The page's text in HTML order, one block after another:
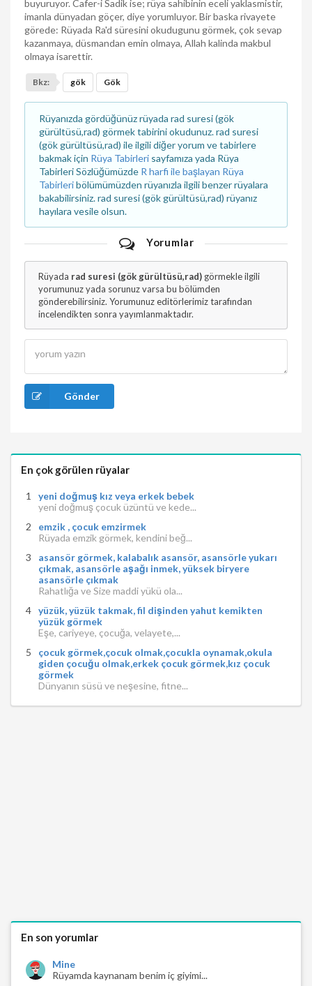
buyuruyor. Cafer-i Sadik ise; rüya sahibinin eceli yaklasmistir,
imanla dünyadan göçer, diye yorumluyor. Bir baska rivayete
görede: Rüyada Ra'd süresini okudugunu görmek, çok sevap
kazanmaya, düsmandan emin olmaya, Allah kalinda makbul
olmaya isarettir.
Bkz: gök Gök
Rüyanızda gördüğünüz rüyada rad suresi (gök
gürültüsü,rad) görmek tabirini okudunuz. rad suresi
(gök gürültüsü,rad) ile ilgili diğer yorum ve tabirlere
bakmak için Rüya Tabirleri sayfamıza yada Rüya
Tabirleri Sözlüğümüzde R harfi ile başlayan Rüya
Tabirleribölümümüzden rüyanızla ilgili benzer rüyalara
bakabilirsiniz. rad suresi (gök gürültüsü,rad) rüyanız
hayılara vesile olsun.
Yorumlar
Rüyada rad suresi (gök gürültüsü,rad)görmekle ilgili
yorumunuz yada sorunuz varsa bu bölümden
gönderebilirsiniz. Yorumunuz editörlerimiz tarafından
incelendikten sonra yayımlanmaktadır.
Gönder
En çok görülen rüyalar
yeni doğmuş kız veya erkek bebek
yeni doğmuş çocuk üzüntü ve kede...
emzik , çocuk emzirmek
Rüyada emzik görmek, kendini beğ...
asansör görmek, kalabalık asansör, asansörle yukarı
çıkmak, asansörle aşağı inmek, yüksek biryere
asansörle çıkmak
Rahatlığa ve Size maddi yükü ola...
yüzük, yüzük takmak, fil dişinden yahut kemikten
yüzük görmek
Eşe, cariyeye, çocuğa, velayete,...
çocuk görmek,çocuk olmak,çocukla oynamak,okula
giden çocuğu olmak,erkek çocuk görmek,kız çocuk
görmek
Dünyanın süsü ve neşesine, fitne...
En son yorumlar
Mine
Rüyamda kaynanam benim iç giyimi...